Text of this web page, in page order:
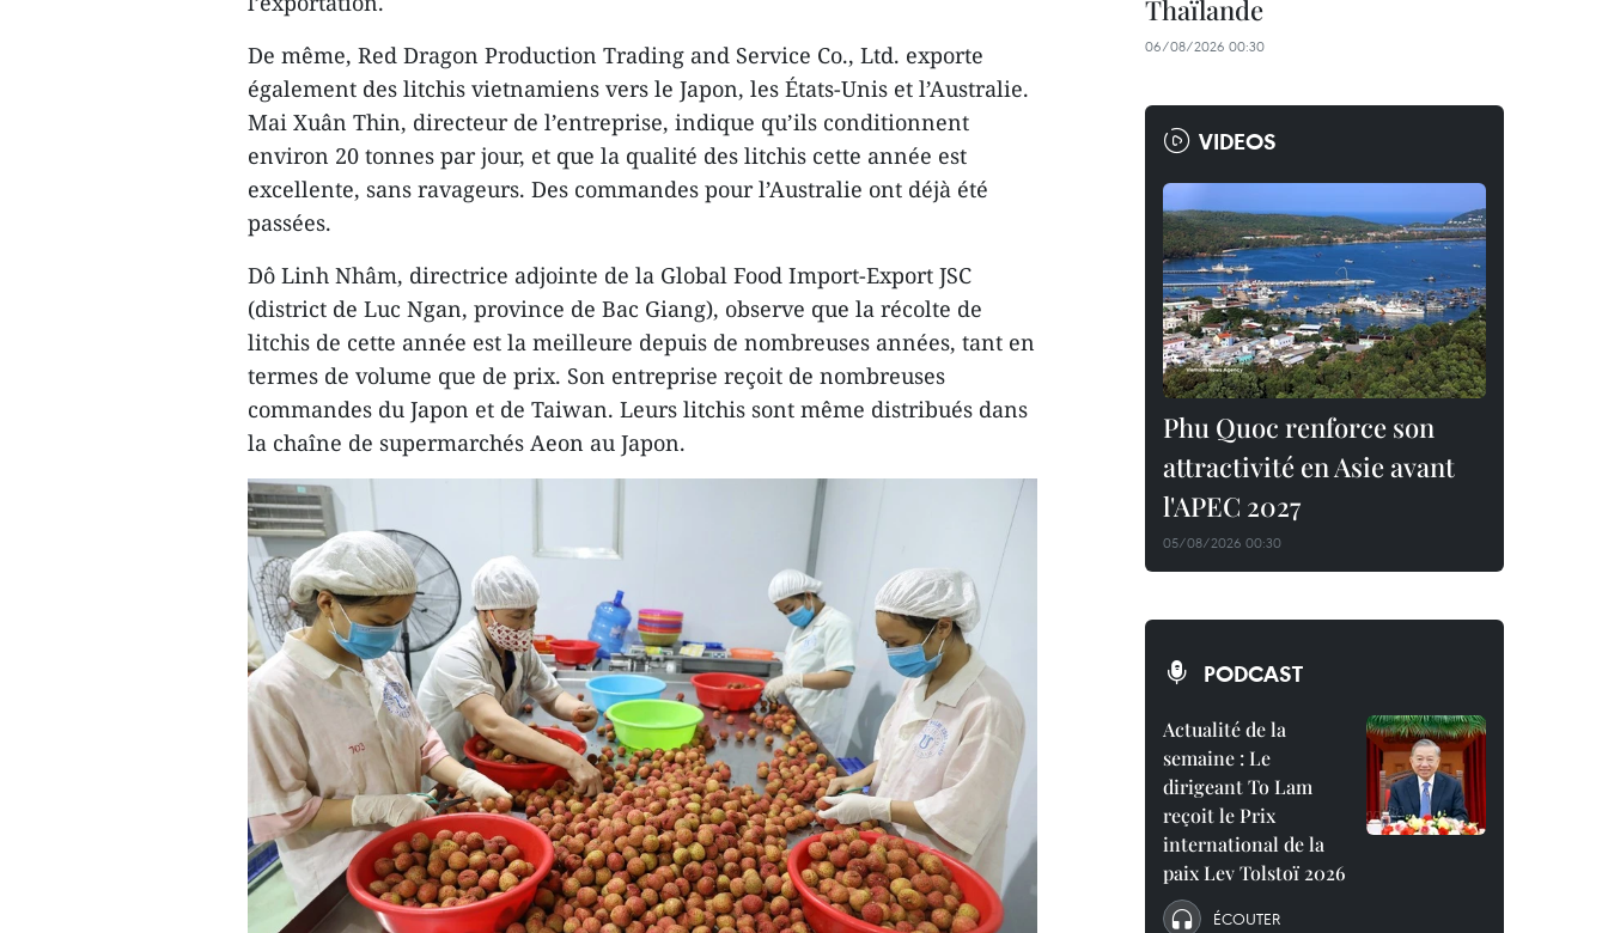
De même, Red Dragon Production Trading and Service Co., Ltd. exporte
également des litchis vietnamiens vers le Japon, les États-Unis et l’Australie.
Mai Xuân Thin, directeur de l’entreprise, indique qu’ils conditionnent
environ 20 tonnes par jour, et que la qualité des litchis cette année est
excellente, sans ravageurs. Des commandes pour l’Australie ont déjà été
passées.
Dô Linh Nhâm, directrice adjointe de la Global Food Import-Export JSC
(district de Luc Ngan, province de Bac Giang), observe que la récolte de
litchis de cette année est la meilleure depuis de nombreuses années, tant en
termes de volume que de prix. Son entreprise reçoit de nombreuses
commandes du Japon et de Taiwan. Leurs litchis sont même distribués dans
la chaîne de supermarchés Aeon au Japon.
Thaïlande
06/08/2026 00:30
VIDEOS
Phu Quoc renforce son
attractivité en Asie avant
l'APEC 2027
05/08/2026 00:30
PODCAST
Actualité de la
semaine : Le
dirigeant To Lam
reçoit le Prix
international de la
paix Lev Tolstoï 2026
ÉCOUTER